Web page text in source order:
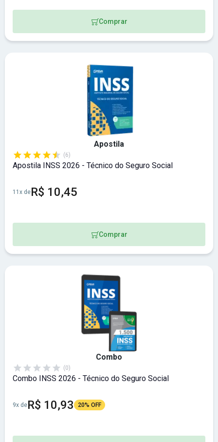
Comprar
Apostila
(6)
Apostila INSS 2026 - Técnico do Seguro Social
11x deR$ 10,45
Comprar
Combo
(0)
Combo INSS 2026 - Técnico do Seguro Social
9x deR$ 10,93 20% OFF